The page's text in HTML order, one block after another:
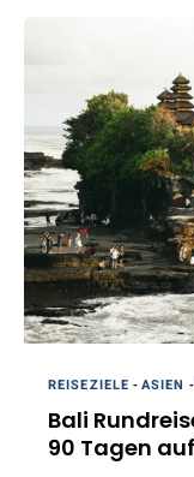
REISEZIELE -ASIEN -
Bali
90 Tagen